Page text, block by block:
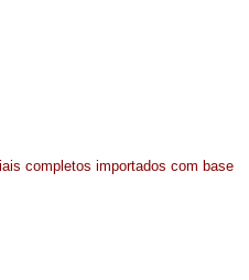
completos importados com base